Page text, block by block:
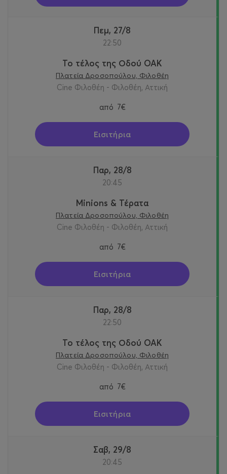
Πεμ, 27/8
22:50
Το τέλος της Οδού OAK
Πλατεία Δροσοπούλου, Φιλοθέη
Cine Φιλοθέη - Φιλοθέη, Αττική
από 7€
Εισιτήρια
Παρ, 28/8
20:45
Minions & Τέρατα
Πλατεία Δροσοπούλου, Φιλοθέη
Cine Φιλοθέη - Φιλοθέη, Αττική
από 7€
Εισιτήρια
Παρ, 28/8
22:50
Το τέλος της Οδού OAK
Πλατεία Δροσοπούλου, Φιλοθέη
Cine Φιλοθέη - Φιλοθέη, Αττική
από 7€
Εισιτήρια
Σαβ, 29/8
20:45